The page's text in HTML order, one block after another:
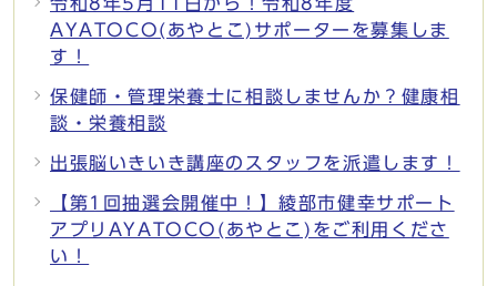
令和8年5月11日から！令和8年度
AYATOCO(あやとこ)サポーターを募集しま
す！
保健師・管理栄養士に相談しませんか？健康相
談・栄養相談
出張脳いきいき講座のスタッフを派遣します！
【第1回抽選会開催中！】綾部市健幸サポート
アプリAYATOCO(あやとこ)をご利用くださ
い！